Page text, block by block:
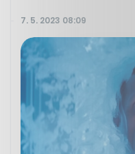
7. 5. 2023 08:09